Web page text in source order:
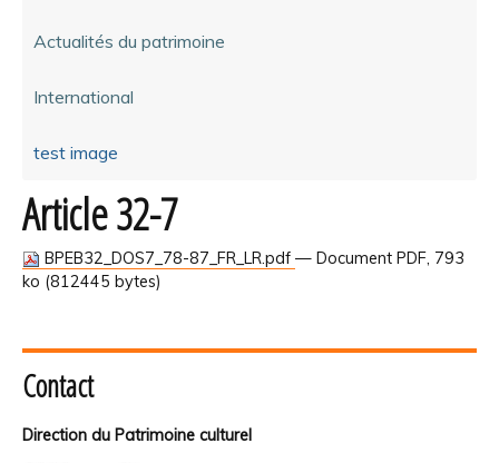
Actualités du patrimoine
International
test image
Article 32-7
BPEB32_DOS7_78-87_FR_LR.pdf — Document PDF, 793
ko (812445 bytes)
Contact
Direction du Patrimoine culturel